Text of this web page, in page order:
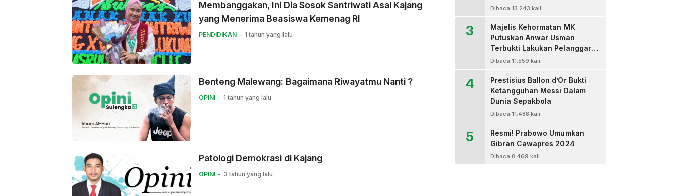
Membanggakan, Ini Dia Sosok Santriwati Asal Kajang
yang Menerima Beasiswa Kemenag RI
PENDIDIKAN 1 tahun yang lalu
Benteng Malewang: Bagaimana Riwayatmu Nanti ?
OPINI 1 tahun yang lalu
Patologi Demokrasi di Kajang
OPINI 3 tahun yang lalu
Dibaca 13.243 kali
3
Majelis Kehormatan MK
Putuskan Anwar Usman
Terbukti Lakukan Pelanggaran
Berat Kode Etik dan
Dibaca 11.559 kali
4
Prestisius Ballon d’Or Bukti
Ketangguhan Messi Dalam
Dunia Sepakbola
Dibaca 11.488 kali
5
Resmi! Prabowo Umumkan
Gibran Cawapres 2024
Dibaca 8.469 kali